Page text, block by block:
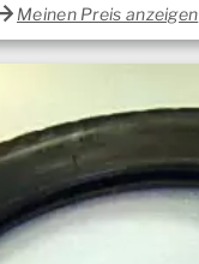
Meinen Preis anzeigen